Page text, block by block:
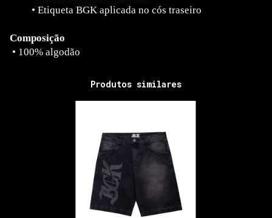
• Etiqueta BGK aplicada no cós traseiro
Composição
• 100% algodão
Produtos similares